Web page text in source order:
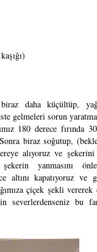
biraz daha küçültüp,
gelmeleri sorun
180 derece fırında
biraz soğutup,
alıyoruz ve
yanmasını
altını kapatıyoruz ve
çiçek şekli
severlerdenseniz bu